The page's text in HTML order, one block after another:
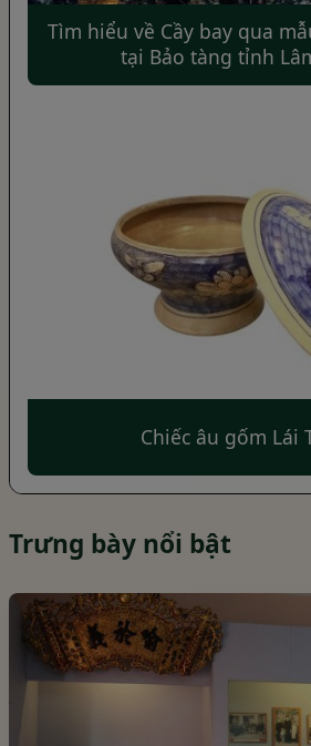
Tìm hiểu về Cầy bay qua
tại Bảo tàng tỉnh
Chiếc âu gốm Lái
Trưng bày nổi bật